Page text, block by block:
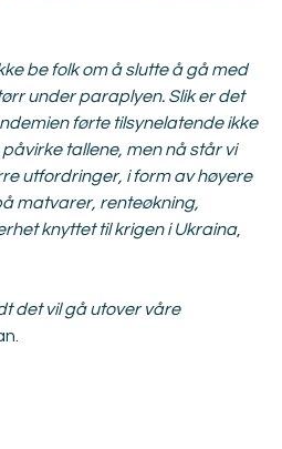
be folk om å slutte å gå med
under paraplyen. Slik er det
førte tilsynelatende ikke
tallene, men nå står vi
utfordringer, i form av høyere
matvarer, renteøkning,
knyttet til krigen i Ukraina,
det vil gå utover våre